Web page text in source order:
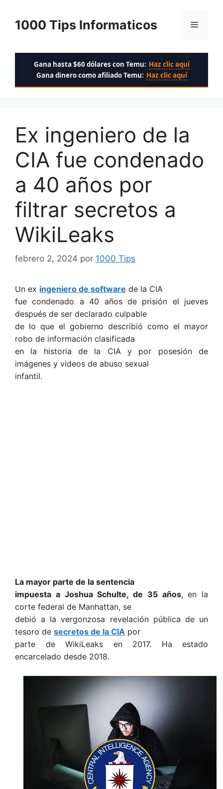
contenido
1000 Tips Informaticos Menú
Gana hasta $60 dólares con Temu: Haz clic aquí
Gana dinero como afiliado Temu: Haz clic aquí
Ex ingeniero de la
CIA fue condenado
a 40 años por
filtrar secretos a
WikiLeaks
febrero 2, 2024 por 1000 Tips
Un ex ingeniero de software de la CIA
fue condenado a 40 años de prisión el jueves
después de ser declarado culpable
de lo que el gobierno describió como el mayor
robo de información clasificada
en la historia de la CIA y por posesión de
imágenes y videos de abuso sexual
infantil.
La mayor parte de la sentencia
impuesta a Joshua Schulte, de 35 años, en la
corte federal de Manhattan, se
debió a la vergonzosa revelación pública de un
tesoro de secretos de la CIA por
parte de WikiLeaks en 2017. Ha estado
encarcelado desde 2018.